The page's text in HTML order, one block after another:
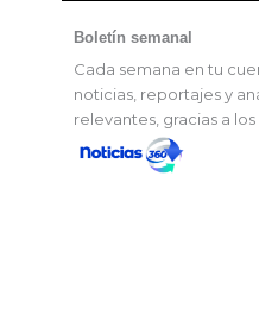
Boletín semanal
Cada semana en tu
noticias, reportajes y
relevantes, gracias a